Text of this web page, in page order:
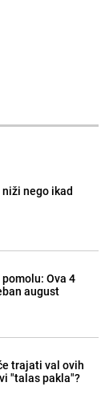
nego ikad
Ova 4
august
trajati val ovih
"talas pakla"?